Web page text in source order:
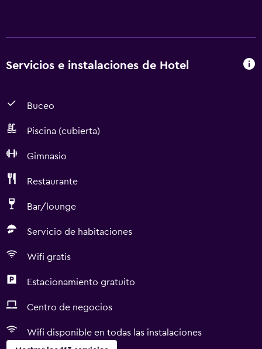
Servicios e instalaciones de Hotel
Buceo
Piscina (cubierta)
Gimnasio
Restaurante
Bar/lounge
Servicio de habitaciones
Wifi gratis
Estacionamiento gratuito
Centro de negocios
Wifi disponible en todas las instalaciones